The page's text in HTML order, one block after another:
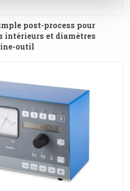
post-process pour
intérieurs et diamètres
outil